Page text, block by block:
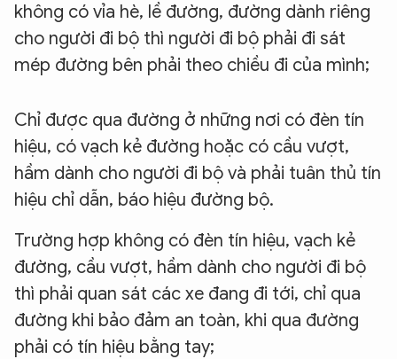
không có vỉa hè, lề đường, đường dành riêng
cho người đi bộ thì người đi bộ phải đi sát
mép đường bên phải theo chiều đi của mình;
Chỉ được qua đường ở những nơi có đèn tín
hiệu, có vạch kẻ đường hoặc có cầu vượt,
hầm dành cho người đi bộ và phải tuân thủ tín
hiệu chỉ dẫn, báo hiệu đường bộ.
Trường hợp không có đèn tín hiệu, vạch kẻ
đường, cầu vượt, hầm dành cho người đi bộ
thì phải quan sát các xe đang đi tới, chỉ qua
đường khi bảo đảm an toàn, khi qua đường
phải có tín hiệu bằng tay;